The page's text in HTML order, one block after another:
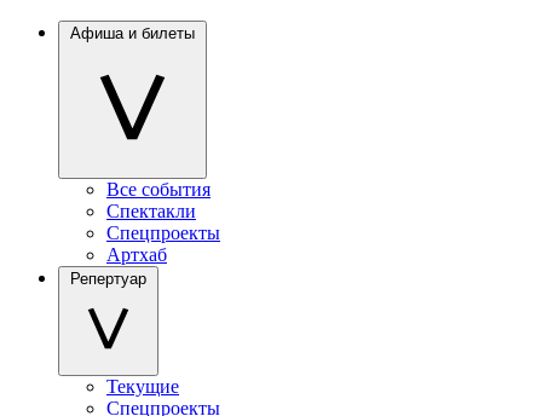
Афиша и билеты
Все события
Спектакли
Спецпроекты
Артхаб
Репертуар
Текущие
Спецпроекты